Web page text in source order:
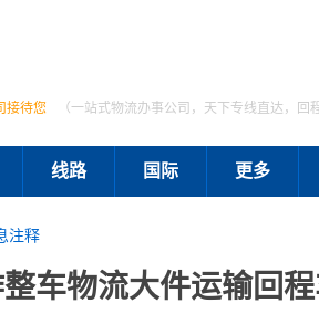
接待您 （一站式物流办事公司，天下专线直达，回
线路 国际 更多
注释
车物流大件运输回程